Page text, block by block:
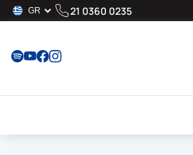
21 0360 0235